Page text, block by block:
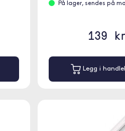
På lager, sendes på
139
Legg i